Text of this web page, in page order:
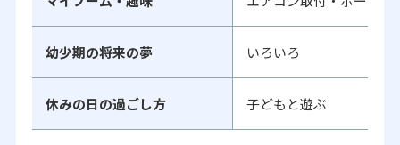
幼少期の将来の夢 いろいろ
休みの日の過ごし方 子どもと遊ぶ